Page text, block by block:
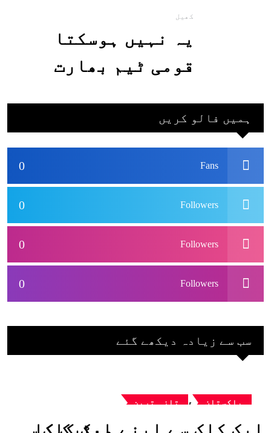
کھیل
یہ نہیں ہوسکتا
قومی ٹیم بھارت
بھارتی ٹیم پاکستان
نہ آئے، محسن نقوی
ہمیں فالو کریں
0 Fans
0 Followers
0 Followers
0 Followers
سب سے زیادہ دیکھے گئے
پاکستان , تازہ ترین